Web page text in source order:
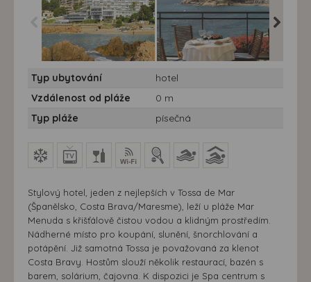
autobusem - Gran Hotel
Reymar
autobusem - Gran Hotel
Reymar
Typ ubytování
hotel
Vzdálenost od pláže
0 m
Typ pláže
písečná
Stylový hotel, jeden z nejlepších v Tossa de Mar
(Španělsko, Costa Brava/Maresme), leží u pláže Mar
Menuda s křišťálově čistou vodou a klidným prostředím.
Nádherné místo pro koupání, slunění, šnorchlování a
potápění. Již samotná Tossa je považovaná za klenot
Costa Bravy. Hostům slouží několik restaurací, bazén s
barem, solárium, čajovna. K dispozici je Spa centrum s